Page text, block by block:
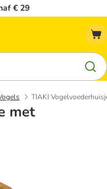
€ 29
TIAKI
met